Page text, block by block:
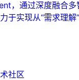
，通过深度融合多
于实现从“需求理解
社区